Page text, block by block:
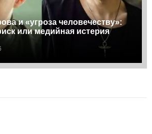
и «угроза человечеству»:
или медийная истерия